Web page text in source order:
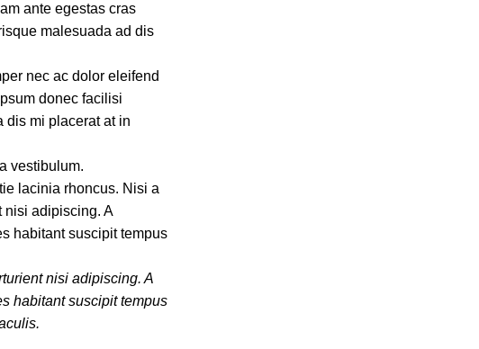
ante egestas cras
malesuada ad dis
nec ac dolor eleifend
donec facilisi
dis mi placerat at in
vestibulum.
lacinia rhoncus. Nisi a
nisi adipiscing. A
habitant suscipit tempus
nisi adipiscing. A
habitant suscipit tempus